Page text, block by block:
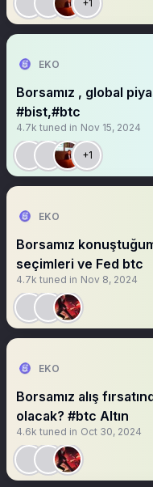
+1
EKO
Borsamız , global
#bist,#btc
4.7k tuned in Nov 15, 2024
+1
EKO
Borsamız konuştuğumuz yükseliş başladı mı? Abd
seçimleri ve Fed btc
4.7k tuned in Nov 8, 2024
EKO
Borsamız alış
olacak? #btc Altın
4.6k tuned in Oct 30, 2024